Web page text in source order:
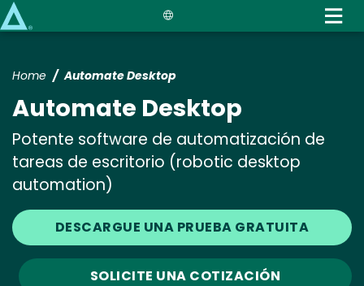
to
Home Automate Desktop
Automate Desktop
Potente software de automatización de
tareas de escritorio (robotic desktop
automation)
DESCARGUE UNA PRUEBA GRATUITA
SOLICITE UNA COTIZACIÓN